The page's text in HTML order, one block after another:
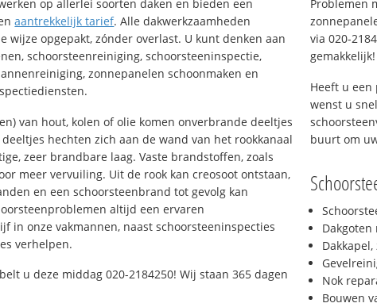
op allerlei soorten daken en bieden een
aantrekkelijk tarief. Alle dakwerkzaamheden
wijze opgepakt, zónder overlast. U kunt denken aan
schoorsteenreiniging, schoorsteeninspectie,
zonnepanelen schoonmaken en
van hout, kolen of olie komen onverbrande deeltjes
hechten zich aan de wand van het rookkanaal
zeer brandbare laag. Vaste brandstoffen, zoals
meer vervuiling. Uit de rook kan creosoot ontstaan,
en een schoorsteenbrand tot gevolg kan
altijd een ervaren
in onze vakmannen, naast schoorsteeninspecties
verhelpen.
belt u deze middag 020-2184250! Wij staan 365 dagen
Problemen
via 020-
gemakkelijk!
Heeft u
wenst u
buurt om
Nok
Bouwen